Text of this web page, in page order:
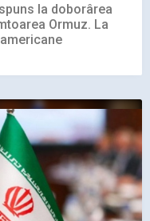
la doborârea
Ormuz. La